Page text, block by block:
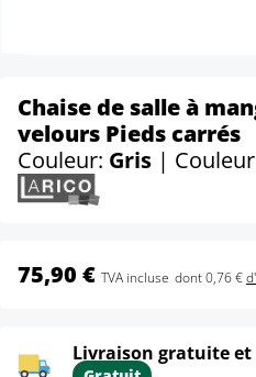
Chaise de salle à
velours Pieds carrés
Couleur: Gris |
75,90 € TVA incluse dont 0,76 €
Livraison gratuite